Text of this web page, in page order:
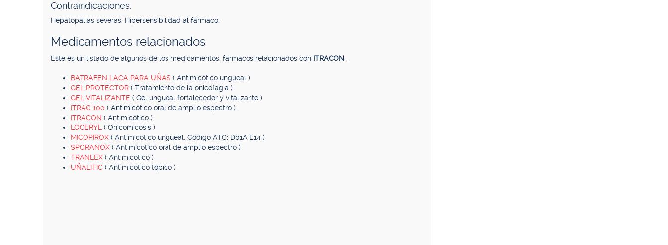
Contraindicaciones.
Hepatopatías severas. Hipersensibilidad al fármaco.
Medicamentos relacionados
Este es un listado de algunos de los medicamentos, fármacos relacionados con ITRACON
BATRAFEN LACA PARA UÑAS ( Antimicótico ungueal )
GEL PROTECTOR ( Tratamiento de la onicofagia )
GEL VITALIZANTE ( Gel ungueal fortalecedor y vitalizante )
ITRAC 100 ( Antimicótico oral de amplio espectro )
ITRACON ( Antimicótico )
LOCERYL ( Onicomicosis )
MICOPIROX ( Antimicótico ungueal, Código ATC: D01A E14 )
SPORANOX ( Antimicótico oral de amplio espectro )
TRANLEX ( Antimicótico )
UÑALITIC ( Antimicótico tópico )